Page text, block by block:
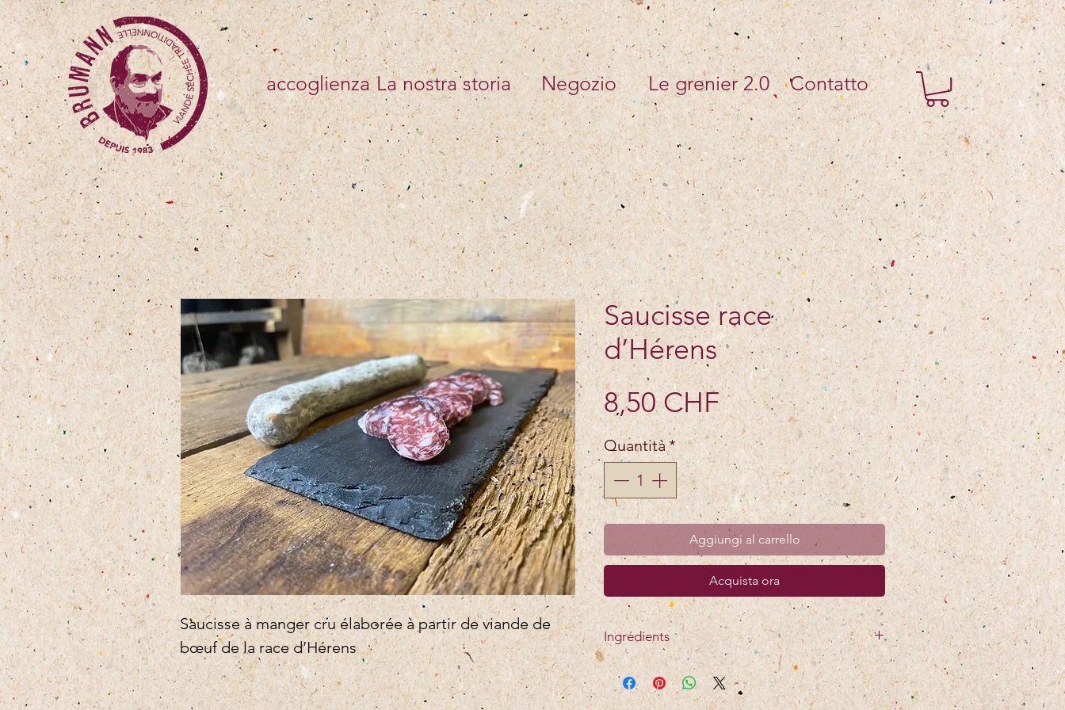
accoglienza La nostra storia Negozio Le grenier 2.0 Contatto
Saucisse à manger cru élaborée à partir de viande de
bœuf de la race d’Hérens
Saucisse race
d’Hérens
8,50 CHFPrezzo
Quantità *
Aggiungi al carrello
Acquista ora
Ingrédients
Viande de bœuf de la race d’Hérens (CH),
viande de porc (CH), sel de Cuisine, Épices ,
concentré de jus de bettes, extrait d’Acerola,